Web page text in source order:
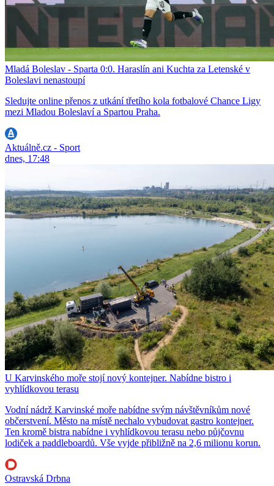
Mladá Boleslav - Sparta 0:0. Haraslín ani Kuchta za Letenské v
Boleslavi nenastoupí
Sledujte online přenos z utkání třetího kola fotbalové Chance Ligy
mezi Mladou Boleslaví a Spartou Praha.
Aktuálně.cz - Sport
dnes, 17:48
U Karvinského moře stojí nový kontejner. Nabídne bistro i
vyhlídkovou terasu
Vodní nádrž Karvinské moře nabídne svým návštěvníkům nové
občerstvení. Město na místě nechalo vybudovat gastro kontejner.
Ten kromě bistra nabídne i vyhlídkovou terasu nebo půjčovnu
lodiček a paddleboardů. Vše vyjde přibližně na 2,6 milionu korun.
Ostravská Drbna